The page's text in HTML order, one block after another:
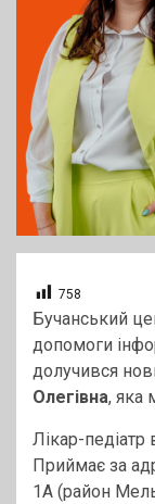
758
Бучанський
допомоги
долучився
Олегівна, яка
‍Лікар-педіатр
Приймає за
1А (район